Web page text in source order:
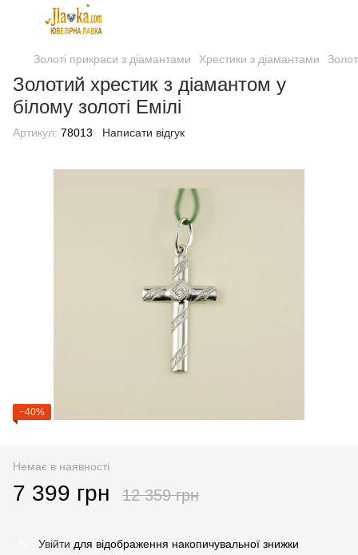
Золоті прикраси з діамантами Хрестики з діамантами
Золотий хрестик з діамантом у
білому золоті Емілі
Артикул: 78013 Написати відгук
−40%
Немає в наявності
7 399 грн 12 359 грн
Увійти для відображення накопичувальної знижки